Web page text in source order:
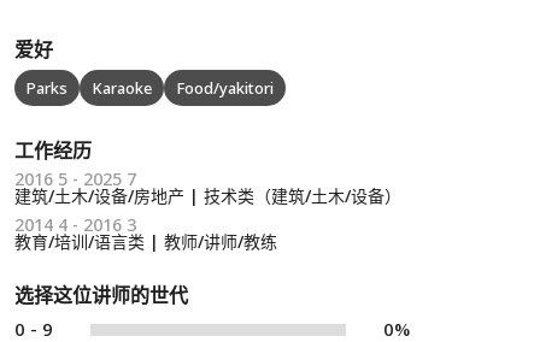
爱好
Parks Karaoke Food/yakitori
工作经历
2016 5 - 2025 7
建筑/土木/设备/房地产 | 技术类（建筑/土木/设备）
2014 4 - 2016 3
教育/培训/语言类 | 教师/讲师/教练
选择这位讲师的世代
0 - 9
0%